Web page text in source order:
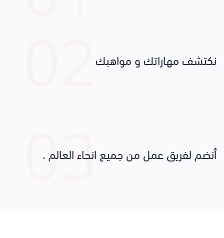
02نكتشف مهاراتك و مواهبك
03
أنضم لفريق عمل من جميع انحاء العالم .